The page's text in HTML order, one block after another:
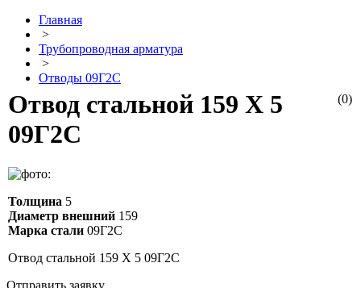
Главная
>
Трубопроводная арматура
>
Отводы 09Г2С
(0)
Отвод стальной 159 Х 5
09Г2С
Толщина 5
Диаметр внешний 159
Марка стали 09Г2С
Отвод стальной 159 Х 5 09Г2С
Отправить заявку